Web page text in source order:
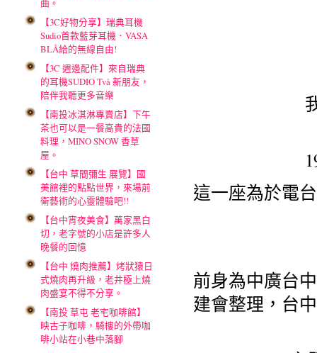
曲。
【3C好物分享】瑞典耳機
Sudio首款藍芽耳機．VASA
BLÅ給的無線自由!
【3C 週邊配件】來自瑞典
的耳機SUDIO Två 新朋友，
陪伴我聽更多音樂
【南投冰淇淋專賣店】下午
茶也可以是一餐高貴的法國
料理，MINO SNOW 香草
屋。
【台中 草間彌生 展覽】國
美館裡的點點世界，來場前
衛藝術的心靈體驗吧!!
【台中宵夜美食】萬家黑白
切，老字號的小店是許多人
晚餐的回憶
【台中 燒肉推薦】烤狀猿日
式燒肉再升級，老井極上燒
肉盛宴不得不分享。
【南投 草屯 老宅咖啡館】
映古子咖啡，騎樓的外帶咖
啡小站在小巷中落腳
這一座為於電
前身為中廣台
建會整理，台